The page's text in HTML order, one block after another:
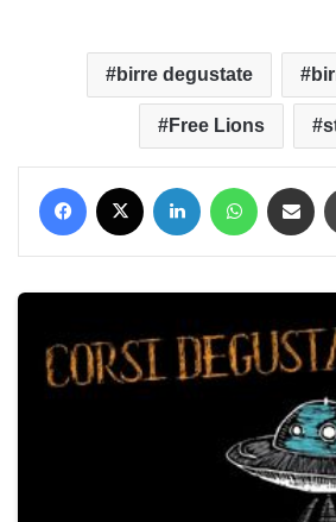
birre degustate
Free Lions
Facebook LinkedIn WhatsApp Condividi